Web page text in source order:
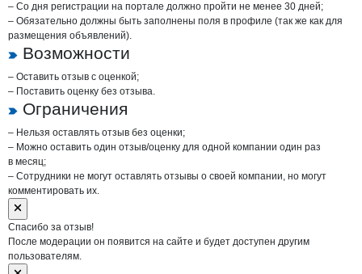
– Со дня регистрации на портале должно пройти не менее 30 дней;
– Обязательно должны быть заполнены поля в профиле (так же как для
размещения объявлений).
Возможности
– Оставить отзыв с оценкой;
– Поставить оценку без отзыва.
Ограничения
– Нельзя оставлять отзыв без оценки;
– Можно оставить один отзыв/оценку для одной компании один раз
в месяц;
– Сотрудники не могут оставлять отзывы о своей компании, но могут
комментировать их.
Спасибо за отзыв!
После модерации он появится на сайте и будет доступен другим
пользователям.